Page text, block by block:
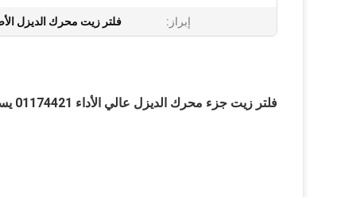
إبراز: فلتر زيت محرك الديزل
فلتر زيت جزء محرك الديزل عالي الأداء 01174421 يستخدم لـ Deutz